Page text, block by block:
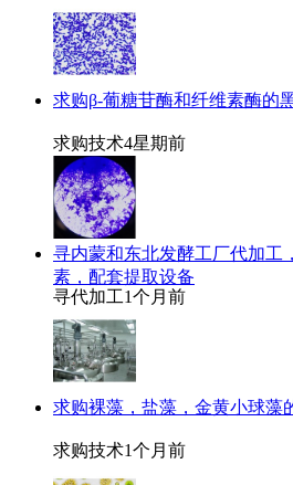
求购β-葡糖苷酶和纤维素酶的
求购技术4星期前
寻内蒙和东北发酵工厂代加工
素，配套提取设备
寻代加工1个月前
求购裸藻，盐藻，金黄小球藻
求购技术1个月前